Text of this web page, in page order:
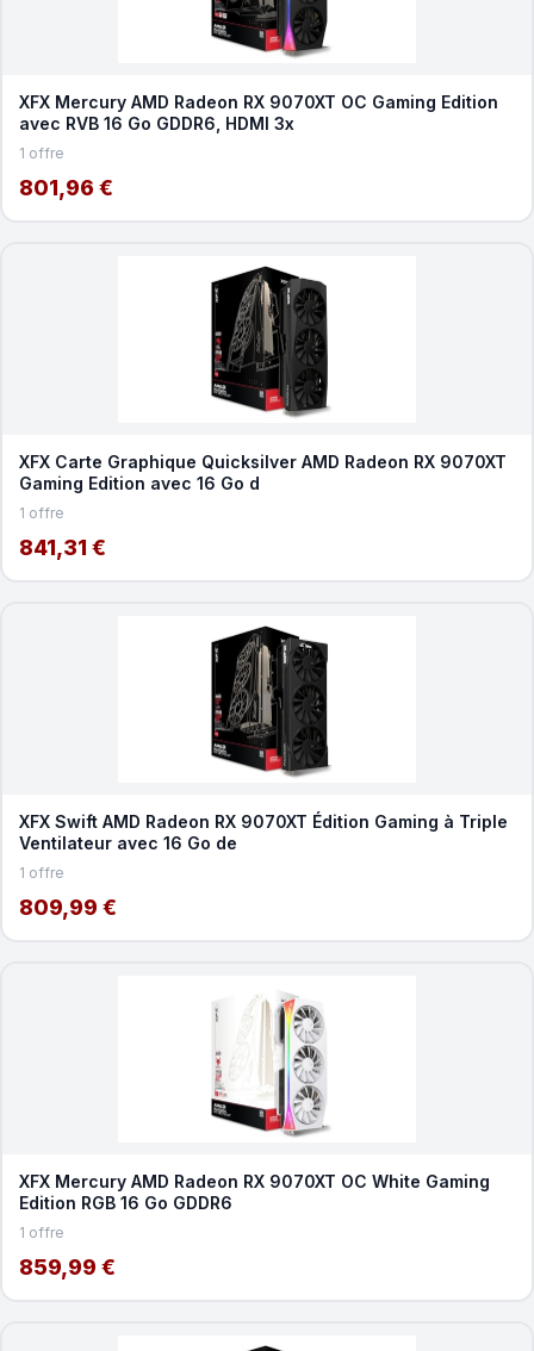
XFX Mercury AMD Radeon RX 9070XT OC Gaming Edition
avec RVB 16 Go GDDR6, HDMI 3x
1 offre
801,96 €
XFX Carte Graphique Quicksilver AMD Radeon RX 9070XT
Gaming Edition avec 16 Go d
1 offre
841,31 €
XFX Swift AMD Radeon RX 9070XT Édition Gaming à Triple
Ventilateur avec 16 Go de
1 offre
809,99 €
XFX Mercury AMD Radeon RX 9070XT OC White Gaming
Edition RGB 16 Go GDDR6
1 offre
859,99 €